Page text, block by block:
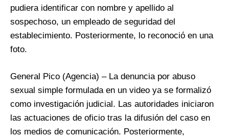
pudiera identificar con nombre y apellido al
sospechoso, un empleado de seguridad del
establecimiento. Posteriormente, lo reconoció en una
foto.
General Pico (Agencia) – La denuncia por abuso
sexual simple formulada en un video ya se formalizó
como investigación judicial. Las autoridades iniciaron
las actuaciones de oficio tras la difusión del caso en
los medios de comunicación. Posteriormente,